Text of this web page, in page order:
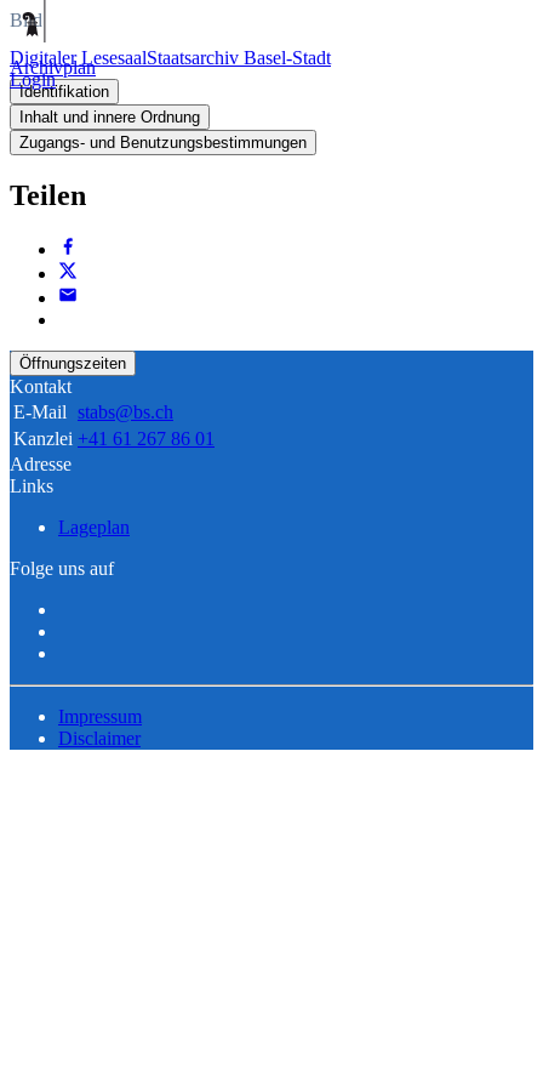
Digitaler LesesaalStaatsarchiv Basel-Stadt
Login
Bild
Archivplan
Identifikation
Inhalt und innere Ordnung
Zugangs- und Benutzungsbestimmungen
Teilen
Öffnungszeiten
Kontakt
E-Mail stabs@bs.ch
Kanzlei +41 61 267 86 01
Adresse
Links
Lageplan
Folge uns auf
Impressum
Disclaimer